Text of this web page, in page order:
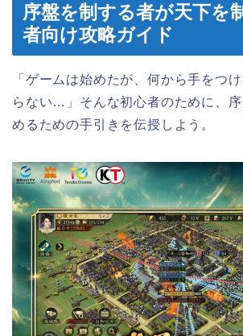
序盤を制する者が天下を
者向け攻略ガイド
「ゲームは始めたが、何から手をつ
らない…」そんな初心者のために、
めるための手引きを伝授しよう。